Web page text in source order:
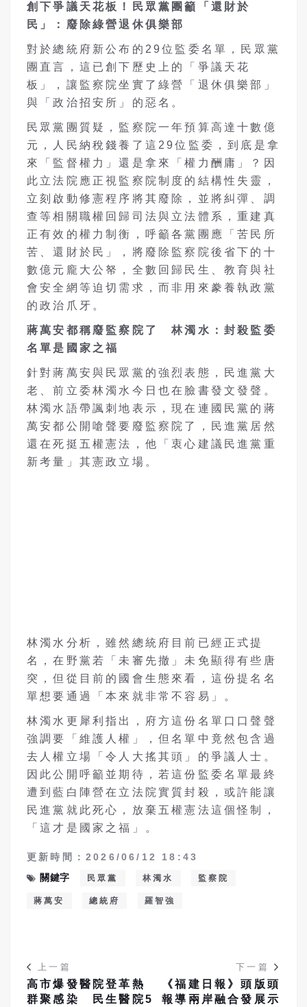
創下爭議天花板！民眾黨團籲「還財於
民」： 廢除綠營退休俱樂部
對於總統府新公布的29位監委名單，民眾黨
團直言，這已創下歷史上的「爭議天花
板」，讓監察院坐實了綠營「退休俱樂部」
與「政治招安所」的惡名。
民眾黨團質疑，監察院一年預算高達十數億
元，人民納稅錢養了這29位監委，到底是拿
來「監督權力」還是拿來「權力酬庸」？因
此立法院應正視監察院制度的結構性失靈，
立刻啟動修憲程序將其廢除，並將糾彈、調
查等相關職權回歸司法與立法體系，重建真
正有效的權力制衡，呼籲各黨團應「苦民所
苦、還財於民」，將廢除監察院後省下的十
數億元龐大公帑，全數回歸民生、教育與社
會安全網等迫切需求，而非用來豢養執政黨
的政治爪牙。
蔣萬安都稱廢監察院了 林濁水： 封殺監委
名單是國家之福
針對蔣萬安與民眾黨的強烈表態，民進黨大
老、前立委林濁水今日也在臉書發文發聲。
林濁水語帶諷刺地表示，現在連國民黨的蔣
萬安都公開嗆聲要廢監察院了，民進黨居然
還在死挺五權憲法，他「衷心建議民進黨重
新考量」其憲政立場。
林濁水分析，雖然總統府目前已經正式提
名，在野黨若「未審先撤」未免顯得有些唐
突，但從目前的國會生態來看，這份提名名
單想要通過「本來就非常不容易」。
林濁水更犀利指出，府方這份名單口口聲聲
強調要「維護人權」，但名單中竟然包含過
去人權立場「令人大搖其頭」的爭議人士。
因此公開呼籲並期待，若這份監委名單最終
遭到藍白陣營在立法院實質封殺，或許能讓
民進黨就此死心，放棄五權憲法這個怪制，
「這才是國家之福」。
更新時間：2026/06/12 18:43
關鍵字
民眾黨 林濁水 監察院
蔣萬安 總統府 羅智強
上一篇
高市爆發醫院登革熱
群聚感染 民生醫院5
下一篇
《福建日報》頭版頭
報導兩岸融合發展示